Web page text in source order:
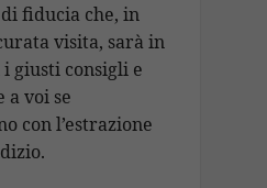
fiducia che, in
visita, sarà in
giusti consigli e
a voi se
con l’estrazione